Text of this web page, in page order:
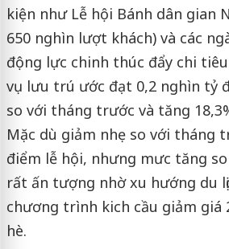
kiện như Lễ hội Bánh dân gian
650 nghìn lượt khách) và các
động lực chinh thúc đẩy chi
vụ lưu trú ước đạt 0,2 nghìn tỷ
so với tháng trước và tăng
Mặc dù giảm nhẹ so với tháng
điểm lễ hội, nhưng mưc tăng
rất ấn tượng nhờ xu hướng du
chương trình kich cầu giảm giá
hè.